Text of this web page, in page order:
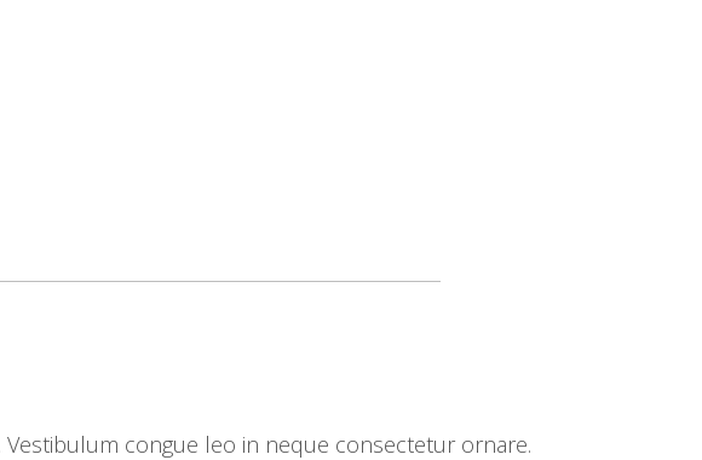
congue leo in neque consectetur ornare.